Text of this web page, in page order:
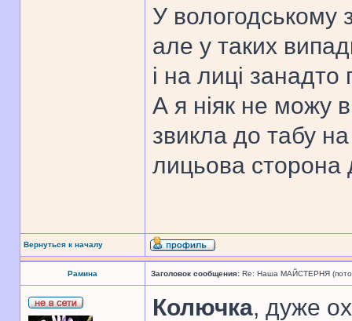
У вологодському
але у таких
і на лиці занадто
А я ніяк не можу
звикла до табу
лицьова сторона
Вернуться к началу
Рамина Заголовок сообщения: Re: Наша МАЙСТЕРНЯ
Колючка, дуже